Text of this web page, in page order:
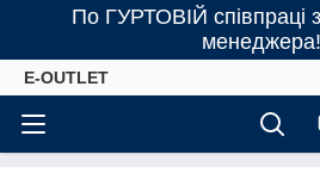
По ГУРТОВІЙ співпраці
менеджера!
E-OUTLET